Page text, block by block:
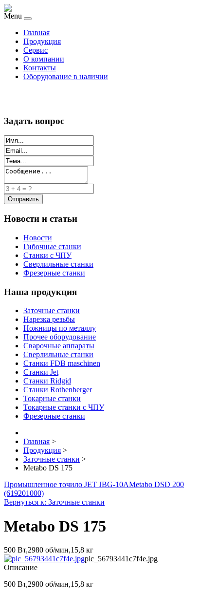
Menu
Главная
Продукция
Сервис
О компании
Контакты
Оборудование в наличии
Задать вопрос
Новости и статьи
Новости
Гибочные станки
Станки с ЧПУ
Сверлильные станки
Фрезерные станки
Наша продукция
Заточные станки
Нарезка резьбы
Ножницы по металлу
Прочее оборудование
Сварочные аппараты
Сверлильные станки
Станки FDB maschinen
Станки Jet
Станки Ridgid
Станки Rothenberger
Токарные станки
Токарные станки с ЧПУ
Фрезерные станки
Главная >
Продукция >
Заточные станки >
Metabo DS 175
Промышленное точило JET JBG-10AMetabo DSD 200
(619201000)
Вернуться к: Заточные станки
Metabo DS 175
500 Вт,2980 об/мин,15,8 кг
pic_56793441c7f4e.jpg
Описание
500 Вт,2980 об/мин,15,8 кг